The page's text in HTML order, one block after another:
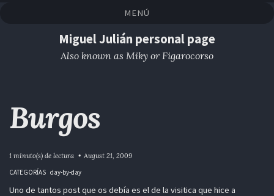
MENÚ
Miguel Julián personal page
Also known as Miky or Figarocorso
Burgos
1 minuto(s) de lectura
August 21, 2009
CATEGORÍAS day-by-day
Uno de tantos post que os debía es el de la visitica que hice a